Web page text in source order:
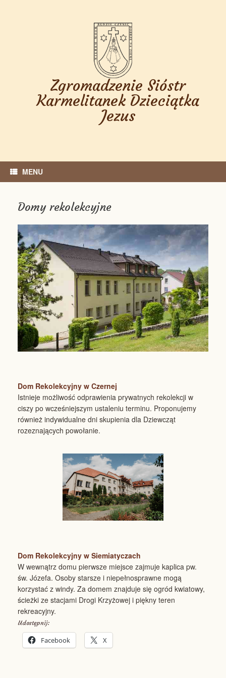
Zgromadzenie Sióstr
Karmelitanek Dzieciątka
Jezus
MENU
Domy rekolekcyjne
Dom Rekolekcyjny w Czernej
Istnieje możliwość odprawienia prywatnych rekolekcji w
ciszy po wcześniejszym ustaleniu terminu. Proponujemy
również indywidualne dni skupienia dla Dziewcząt
rozeznających powołanie.
Dom Rekolekcyjny w Siemiatyczach
W wewnątrz domu pierwsze miejsce zajmuje kaplica pw.
św. Józefa. Osoby starsze i niepełnosprawne mogą
korzystać z windy. Za domem znajduje się ogród kwiatowy,
ścieżki ze stacjami Drogi Krzyżowej i piękny teren
rekreacyjny.
Udostępnij:
Facebook X